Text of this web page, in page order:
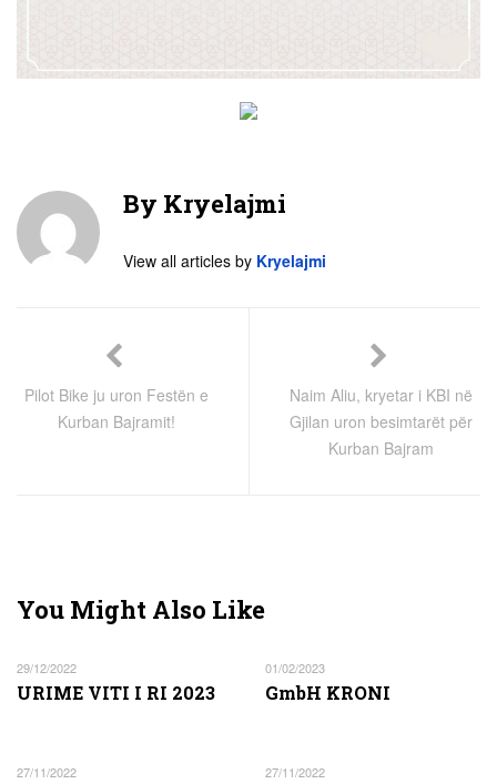
By Kryelajmi
View all articles by Kryelajmi
Pilot Bike ju uron Festën e
Kurban Bajramit!
Naim Aliu, kryetar i KBI në
Gjilan uron besimtarët për
Kurban Bajram
You Might Also Like
29/12/2022
URIME VITI I RI 2023
01/02/2023
GmbH KRONI
27/11/2022 27/11/2022